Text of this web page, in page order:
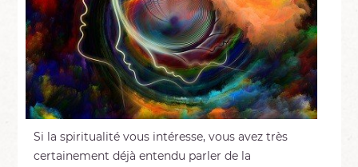
Si la spiritualité vous intéresse, vous avez très
certainement déjà entendu parler de la